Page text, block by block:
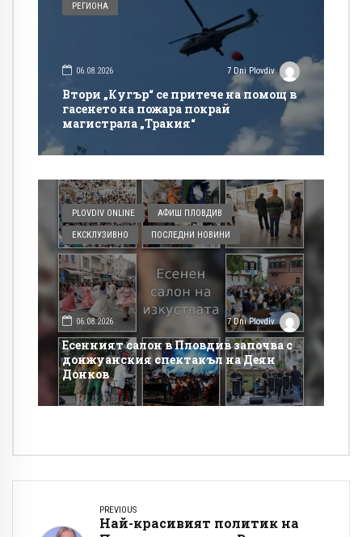
РЕГИОНА
06.08.2026 7 Dni Plovdiv
Втори „Кугър“ се притече на помощ в
гасенето на пожара покрай
магистрала „Тракия“
PLOVDIV ONLINE АФИШ ПЛОВДИВ
ЕКСКЛУЗИВНО ПОСЛЕДНИ НОВИНИ
06.08.2026 7 Dni Plovdiv
Есенният салон в Пловдив започва с
донжуанския спектакъл на Деян
Донков
PREVIOUS
Най-красивият политик на